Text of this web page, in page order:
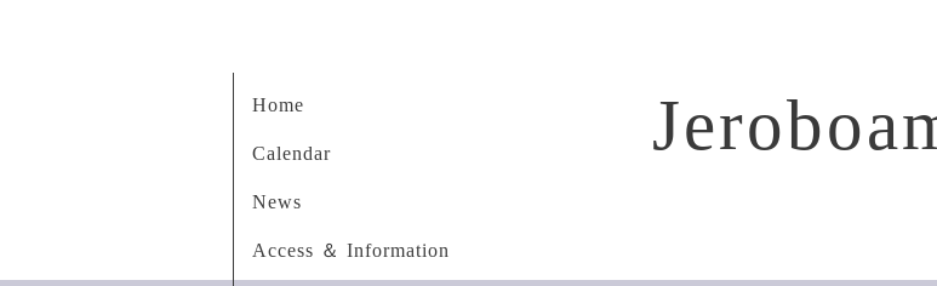
Home
Calendar
News
Access ＆ Information